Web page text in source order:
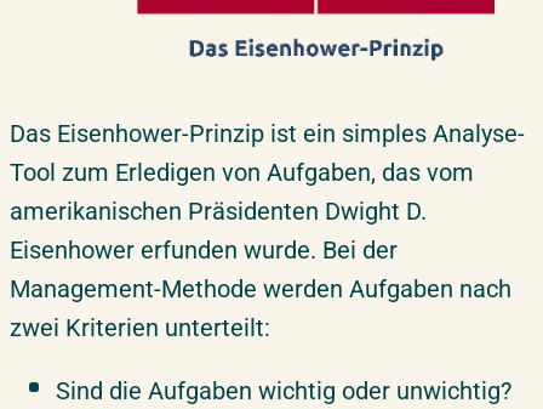
Das Eisenhower-Prinzip ist ein simples Analyse-
Tool zum Erledigen von Aufgaben, das vom
amerikanischen Präsidenten Dwight D.
Eisenhower erfunden wurde. Bei der
Management-Methode werden Aufgaben nach
zwei Kriterien unterteilt:
Sind die Aufgaben wichtig oder unwichtig?